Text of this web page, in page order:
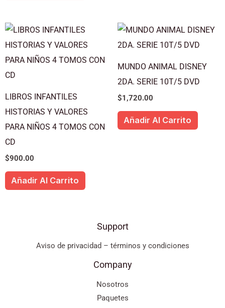
LIBROS INFANTILES
HISTORIAS Y VALORES
PARA NIÑOS 4 TOMOS CON
CD
$900.00
Añadir Al Carrito
MUNDO ANIMAL DISNEY
2DA. SERIE 10T/5 DVD
$1,720.00
Añadir Al Carrito
Support
Aviso de privacidad – términos y condiciones
Company
Nosotros
Paquetes